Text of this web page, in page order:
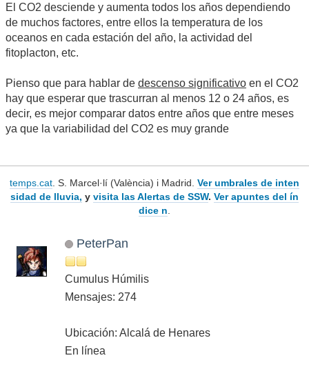
El CO2 desciende y aumenta todos los años dependiendo
de muchos factores, entre ellos la temperatura de los
oceanos en cada estación del año, la actividad del
fitoplacton, etc.
Pienso que para hablar de descenso significativo en el CO2
hay que esperar que trascurran al menos 12 o 24 años, es
decir, es mejor comparar datos entre años que entre meses
ya que la variabilidad del CO2 es muy grande
temps.cat. S. Marcel·lí (València) i Madrid. Ver umbrales de inten
sidad de lluvia, y visita las Alertas de SSW. Ver apuntes del ín
dice n.
PeterPan
Cumulus Húmilis
Mensajes: 274
Ubicación: Alcalá de Henares
En línea